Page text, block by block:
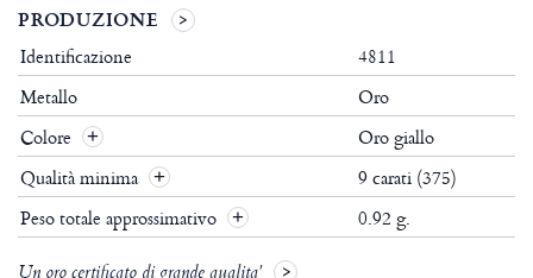
PRODUZIONE
Identificazione
4811
Metallo
Oro
Colore
Oro giallo
Qualità minima
9 carati (375)
Peso totale approssimativo
0.92 g.